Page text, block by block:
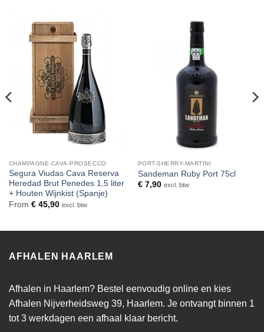
CHAMPAGNE-CAVA-PROSECCO
Segura Viudas Cava Reserva
Heredad Brut Penedes 1,5 liter
+ Houten Wijnkist (Spanje)
From €45,90 excl. btw
PORT-SHERRY-MARTINI
Sandeman Ruby Port 75cl
€7,90 excl. btw
AFHALEN HAARLEM
Afhalen in Haarlem? Bestel eenvoudig online en kies
Afhalen Nijverheidsweg 39, Haarlem. Je ontvangt binnen 1
tot 3 werkdagen een afhaal klaar bericht.